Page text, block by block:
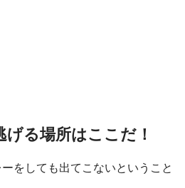
る場所はここだ！
をしても出てこないということ